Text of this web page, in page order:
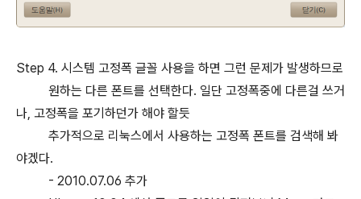
Step 4. 시스템 고정폭 글꼴 사용을 하면 그런 문제가 발생하므로
원하는 다른 폰트를 선택한다. 일단 고정폭중에 다른걸 쓰거
나, 고정폭을 포기하던가 해야 할듯
추가적으로 리눅스에서 사용하는 고정폭 폰트를 검색해 봐
야겠다.
- 2010.07.06 추가